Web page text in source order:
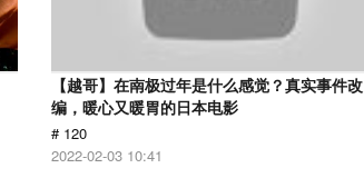
【越哥】在南极过年是什么感觉？真实事件改
编，暖心又暖胃的日本电影
# 120
2022-02-03 10:41